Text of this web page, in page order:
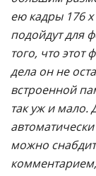
ею кадры 176
подойдут для
того, что этот
дела он не
встроенной
так уж и мало.
можно